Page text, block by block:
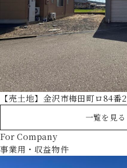
【売土地】金沢市梅田町ロ84番2
一覧を見る
For Company
事業用・収益物件